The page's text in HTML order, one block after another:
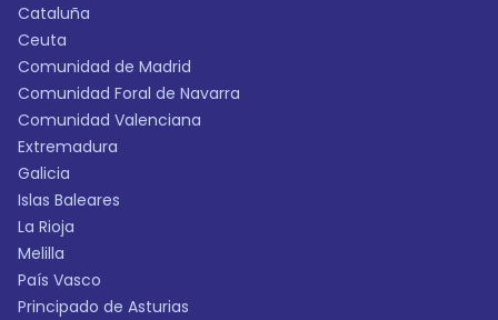
Cataluña
Ceuta
Comunidad de Madrid
Comunidad Foral de Navarra
Comunidad Valenciana
Extremadura
Galicia
Islas Baleares
La Rioja
Melilla
País Vasco
Principado de Asturias